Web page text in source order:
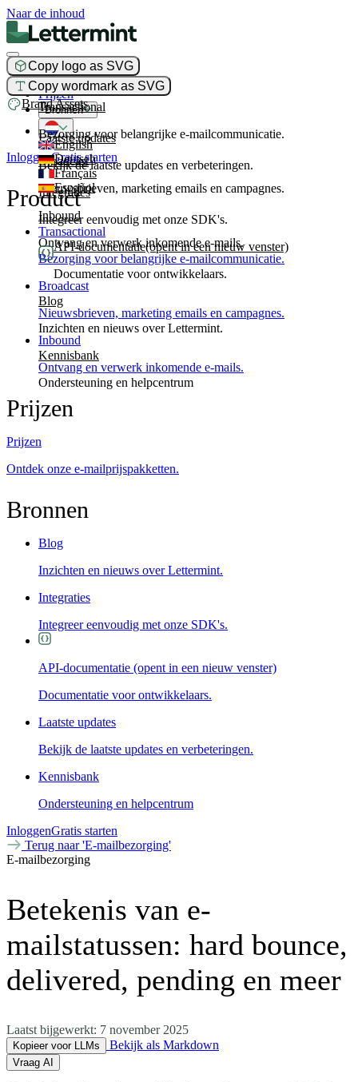
Naar de inhoud
Copy logo as SVG
Copy wordmark as SVG
Brand Assets
Product
Transactional
Bezorging voor belangrijke e-mailcommunicatie.
Broadcast
Nieuwsbrieven, marketing emails en campagnes.
Inbound
Ontvang en verwerk inkomende e-mails.
Prijzen
Bronnen
Laatste updates
Bekijk de laatste updates en verbeteringen.
Integraties
Integreer eenvoudig met onze SDK's.
API-documentatie(opent in een nieuw venster)
Documentatie voor ontwikkelaars.
Blog
Inzichten en nieuws over Lettermint.
Kennisbank
Ondersteuning en helpcentrum
English
Deutsch
Français
Español
InloggenGratis starten
Product
Transactional
Bezorging voor belangrijke e-mailcommunicatie.
Broadcast
Nieuwsbrieven, marketing emails en campagnes.
Inbound
Ontvang en verwerk inkomende e-mails.
Prijzen
Prijzen
Ontdek onze e-mailprijspakketten.
Bronnen
Blog
Inzichten en nieuws over Lettermint.
Integraties
Integreer eenvoudig met onze SDK's.
API-documentatie (opent in een nieuw venster)
Documentatie voor ontwikkelaars.
Laatste updates
Bekijk de laatste updates en verbeteringen.
Kennisbank
Ondersteuning en helpcentrum
InloggenGratis starten
Terug naar 'E-mailbezorging'
E-mailbezorging
Betekenis van e-
mailstatussen: hard bounce,
delivered, pending en meer
Laatst bijgewerkt: 7 november 2025
Kopieer voor LLMs Bekijk als Markdown
Vraag AI